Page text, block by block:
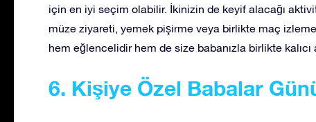
için en iyi seçim olabilir. İkinizin de keyif alacağı
müze ziyareti, yemek pişirme veya birlikte maç
hem eğlencelidir hem de size babanızla birlikte kalıcı
6. Kişiye Özel Babalar